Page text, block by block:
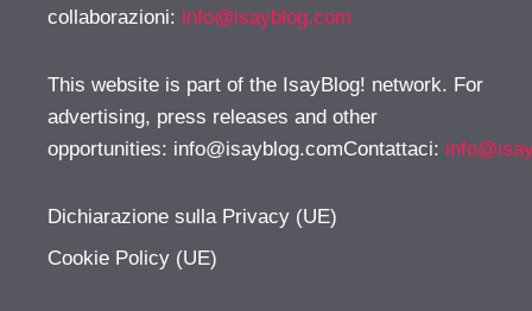
collaborazioni: info@isayblog.com
This website is part of the IsayBlog! network. For
advertising, press releases and other
opportunities: info@isayblog.comContattaci:
Dichiarazione sulla Privacy (UE)
Cookie Policy (UE)